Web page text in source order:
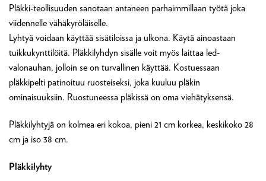
Pläkki-teollisuuden sanotaan antaneen parhaimmillaan työtä joka
viidennelle vähäkyröläiselle.
Lyhtyä voidaan käyttää sisätiloissa ja ulkona. Käytä ainoastaan
tuikkukynttilöitä. Pläkkilyhdyn sisälle voit myös laittaa led-
valonauhan, jolloin se on turvallinen käyttää. Kostuessaan
pläkkipelti patinoituu ruosteiseksi, joka kuuluu pläkin
ominaisuuksiin. Ruostuneessa pläkissä on oma viehätyksensä.
Pläkkilyhtyjä on kolmea eri kokoa, pieni 21 cm korkea, keskikoko 28
cm ja iso 38 cm.
Pläkkilyhty